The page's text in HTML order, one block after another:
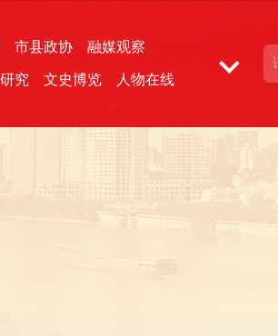
市县政协 融媒观察
究 文史博览 人物在线